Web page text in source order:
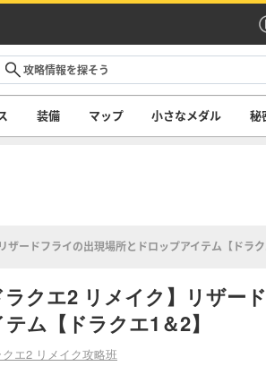
装備 マップ 小さなメダル 秘
リザードフライの出現場所とドロップアイテム【ドラク
ラクエ2 リメイク】リザー
ム【ドラクエ1＆2】
クエ2 リメイク攻略班